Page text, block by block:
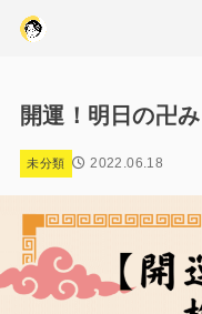
開運！明日の卍
未分類 2022.06.18